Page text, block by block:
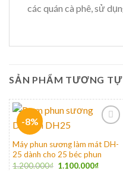
các quán cà phê, sử
SẢN PHẨM TƯƠNG TỰ
-8%
Máy phun sương làm mát DH-
25 dành cho 25 béc phun
1.200.000₫ 1.100.000₫